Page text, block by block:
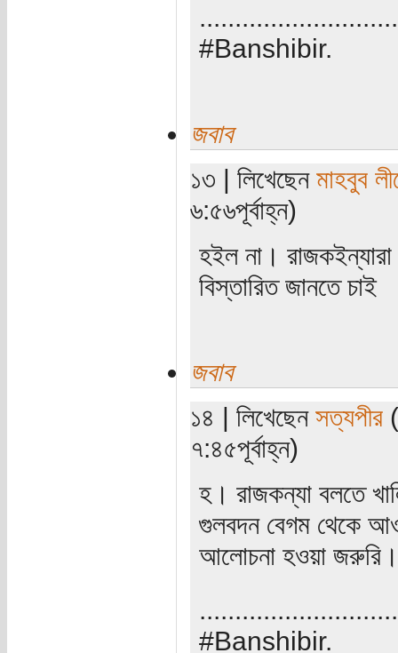
#Banshibir.
জবাব
১৩ | লিখেছেন মাহবুব
৬:৫৬পূর্বাহ্ন)
হইল না।
বিস্তারিত জানতে চাই
জবাব
১৪ | লিখেছেন সত্যপীর
৭:৪৫পূর্বাহ্ন)
হ। রাজকন্যা বলতে
গুলবদন বেগম থেকে
আলোচনা হওয়া জরুরি।
#Banshibir.